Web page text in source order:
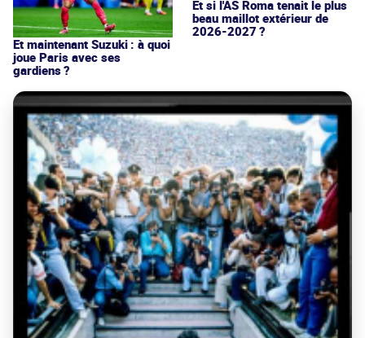
Et maintenant Suzuki : à quoi
joue Paris avec ses
gardiens ?
Et si l'AS Roma tenait le plus
beau maillot extérieur de
2026-2027 ?